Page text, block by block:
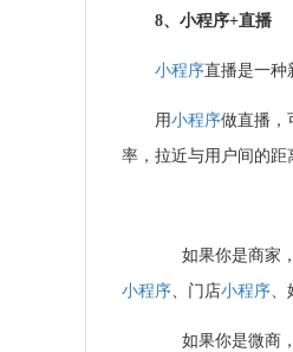
8、 小程序+直播
小程序直播是一种
用小程序做直播，
率，拉近与用户间的距
如果你是商家
小程序、门店小程序、
如果你是微商